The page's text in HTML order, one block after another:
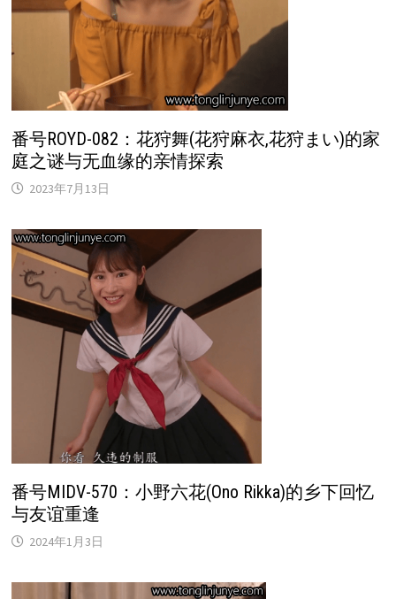
番号ROYD-082：花狩舞(花狩麻衣,花狩まい)的家
庭之谜与无血缘的亲情探索
2023年7月13日
番号MIDV-570：小野六花(Ono Rikka)的乡下回忆
与友谊重逢
2024年1月3日